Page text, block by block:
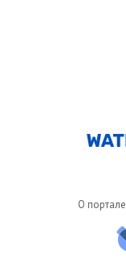
О портале